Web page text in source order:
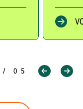
/ 05